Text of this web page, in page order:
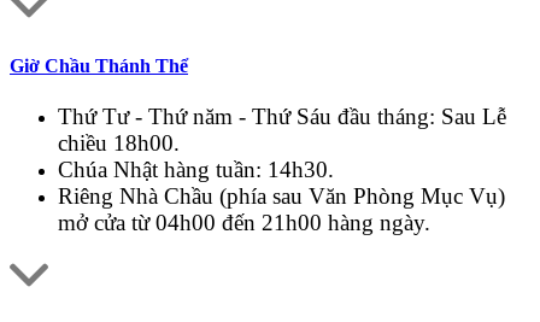
Giờ Chầu Thánh Thể
Thứ Tư - Thứ năm - Thứ Sáu đầu tháng: Sau Lễ
chiều 18h00.
Chúa Nhật hàng tuần: 14h30.
Riêng Nhà Chầu (phía sau Văn Phòng Mục Vụ)
mở cửa từ 04h00 đến 21h00 hàng ngày.